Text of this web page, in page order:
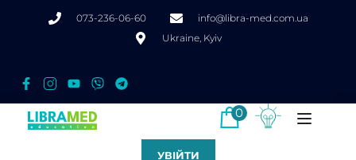
073-236-06-60
info@libra-med.com.ua
Ukraine, Kyiv
0
УВІЙТИ